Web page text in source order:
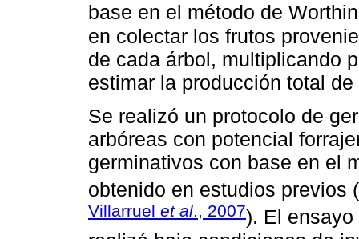
base en el método de
en colectar los frutos
de cada árbol, multiplicando
estimar la producción total
Se realizó un protocolo de
arbóreas con potencial
germinativos con base en el
obtenido en estudios previos (
Villarruel et al., 2007). El